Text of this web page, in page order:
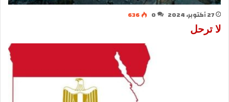
27 أكتوبر، 2024 0
636
لا ترحل